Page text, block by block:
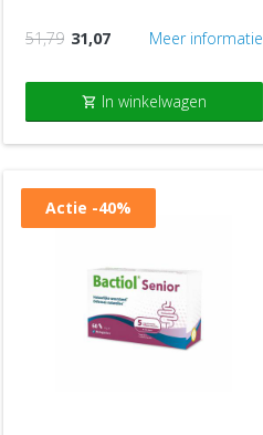
51,79 31,07 Meer informatie
shopping_cart In winkelwagen
Actie -40%